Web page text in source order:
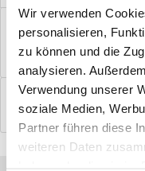
Wir verwenden
personalisieren,
zu können und die
analysieren.
Verwendung unserer
soziale Medien,
Partner führen diese
weiteren Daten
Windfangelemente
einbaufertig bestellen. In
Bewertungen
0
Bewertungen lesen,